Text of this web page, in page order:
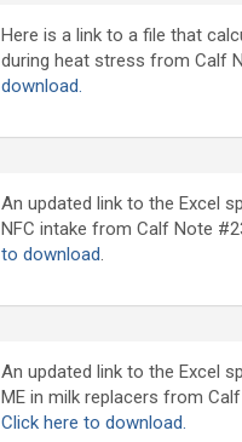
Here is a link to a file that
during heat stress from Calf
download.
An updated link to the Excel
NFC intake from Calf Note
to download.
An updated link to the Excel
ME in milk replacers from
Click here to download.